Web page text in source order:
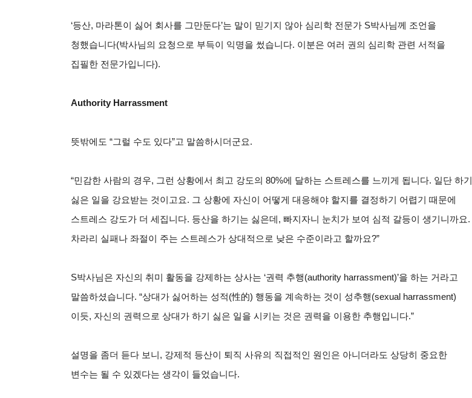
‘등산, 마라톤이 싫어 회사를 그만둔다’는 말이 믿기지 않아 심리학 전문가 S박사님께 조언을
청했습니다(박사님의 요청으로 부득이 익명을 썼습니다. 이분은 여러 권의 심리학 관련 서적을
집필한 전문가입니다).
Authority Harrassment
뜻밖에도 “그럴 수도 있다”고 말씀하시더군요.
“민감한 사람의 경우, 그런 상황에서 최고 강도의 80%에 달하는 스트레스를 느끼게 됩니다. 일단 하기
싫은 일을 강요받는 것이고요. 그 상황에 자신이 어떻게 대응해야 할지를 결정하기 어렵기 때문에
스트레스 강도가 더 세집니다. 등산을 하기는 싫은데, 빠지자니 눈치가 보여 심적 갈등이 생기니까요.
차라리 실패나 좌절이 주는 스트레스가 상대적으로 낮은 수준이라고 할까요?”
S박사님은 자신의 취미 활동을 강제하는 상사는 ‘권력 추행(authority harrassment)’을 하는 거라고
말씀하셨습니다. “상대가 싫어하는 성적(性的) 행동을 계속하는 것이 성추행(sexual harrassment)
이듯, 자신의 권력으로 상대가 하기 싫은 일을 시키는 것은 권력을 이용한 추행입니다.”
설명을 좀더 듣다 보니, 강제적 등산이 퇴직 사유의 직접적인 원인은 아니더라도 상당히 중요한
변수는 될 수 있겠다는 생각이 들었습니다.